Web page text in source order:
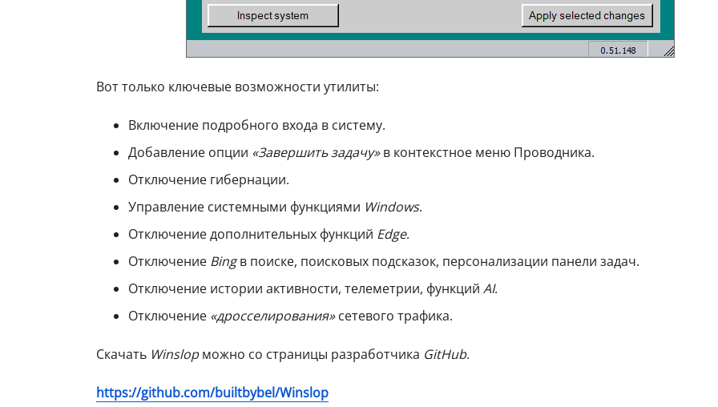
Вот только ключевые возможности утилиты:
Включение подробного входа в систему.
Добавление опции «Завершить задачу»в контекстное меню Проводника.
Отключение гибернации.
Управление системными функциями Windows.
Отключение дополнительных функций Edge.
Отключение Bingв поиске, поисковых подсказок, персонализации панели задач.
Отключение истории активности, телеметрии, функций AI.
Отключение «дросселирования»сетевого трафика.
Скачать Winslopможно со страницы разработчика GitHub.
https://github.com/builtbybel/Winslop